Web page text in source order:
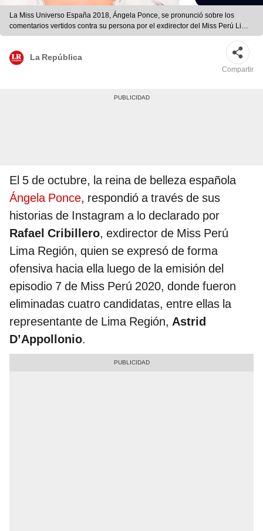
La Miss Universo España 2018, Ángela Ponce, se pronunció sobre los
comentarios vertidos contra su persona por el exdirector del Miss Perú Lima
Región. Crédito: fotocomposición JB | La República.
La República
Compartir
El 5 de octubre, la reina de belleza española
Ángela Ponce, respondió a través de sus
historias de Instagram a lo declarado por
Rafael Cribillero, exdirector de Miss Perú
Lima Región, quien se expresó de forma
ofensiva hacia ella luego de la emisión del
episodio 7 de Miss Perú 2020, donde fueron
eliminadas cuatro candidatas, entre ellas la
representante de Lima Región, Astrid
D’Appollonio.